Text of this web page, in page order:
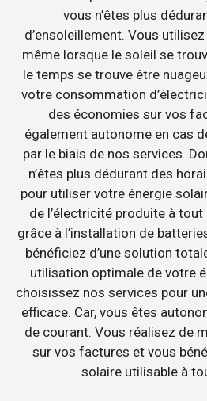
vous n’êtes plus
d’ensoleillement. Vous
même lorsque le soleil se
le temps se trouve être
votre consommation
des économies sur vos
également autonome en cas
par le biais de nos services.
n’êtes plus dédurant des
pour utiliser votre énergie
de l’électricité produite à
grâce à l’installation de
bénéficiez d’une solution
utilisation optimale de votre
choisissez nos services pour
efficace. Car, vous êtes
de courant. Vous réalisez de
sur vos factures et vous
solaire utilisable à